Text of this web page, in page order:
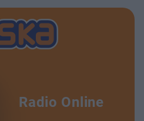
Radio Online